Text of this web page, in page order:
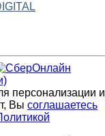
персонализации и
Вы соглашаетесь